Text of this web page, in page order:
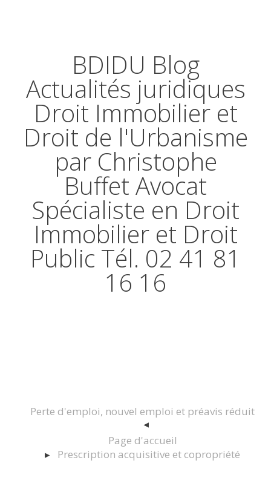
BDIDU Blog
Actualités juridiques
Droit Immobilier et
Droit de l'Urbanisme
par Christophe
Buffet Avocat
Spécialiste en Droit
Immobilier et Droit
Public Tél. 02 41 81
16 16
Perte d'emploi, nouvel emploi et préavis réduit
Page d'accueil
Prescription acquisitive et copropriété